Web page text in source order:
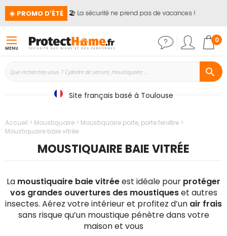
☀️ PROMO D'ÉTÉ🏖️ La sécurité ne prend pas de vacances !
MENU
0
Site français basé à Toulouse
Accueil Moustiquaire
Moustiquaire porte, porte fenêtre
Moustiquaire baie vitrée
MOUSTIQUAIRE BAIE VITRÉE
La moustiquaire baie vitréeest idéale pour protéger
vos grandes ouvertures des moustiqueset autres
insectes. Aérez votre intérieur et profitez d’un air frais
sans risque qu’un moustique pénètre dans votre
maison et vous